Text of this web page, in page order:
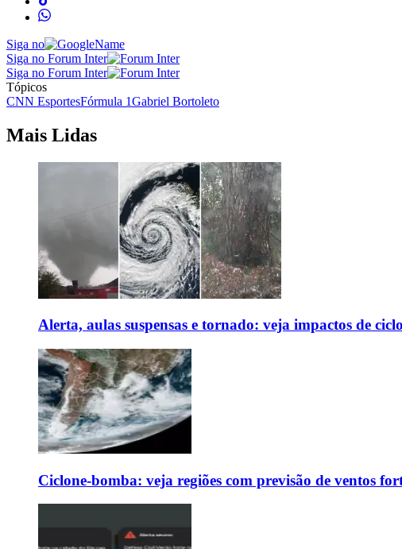
Siga no
Siga no Forum Inter
Siga no Forum Inter
Tópicos
CNN EsportesFórmula 1Gabriel Bortoleto
Mais Lidas
Alerta, aulas suspensas e tornado: veja impactos de
Ciclone-bomba: veja regiões com previsão de ventos